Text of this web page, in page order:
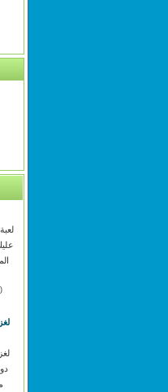
(مرات اللعب: 26 293)